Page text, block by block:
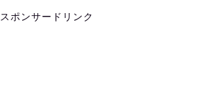
スポンサードリンク